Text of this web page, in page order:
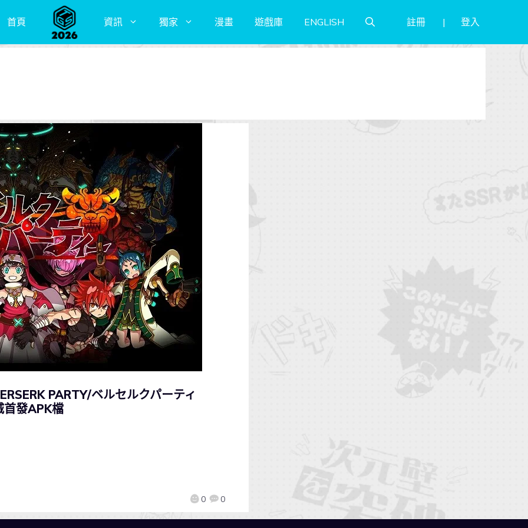
首頁 資訊 獨家 漫畫 遊戲庫 ENGLISH 註冊 登入
PARTY/ベルセルクパーティ
發APK檔
0 0